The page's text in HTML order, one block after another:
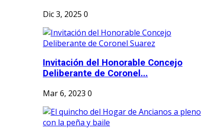
Dic 3, 2025 0
Invitación del Honorable Concejo
Deliberante de Coronel...
Mar 6, 2023 0